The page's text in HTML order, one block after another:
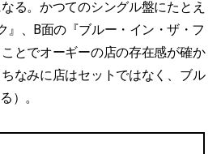
る。かつてのシングル盤にたとえ
』、B面の『ブルー・イン・ザ・フ
とでオーギーの店の存在感が確か
なみに店はセットではなく、ブル
）。